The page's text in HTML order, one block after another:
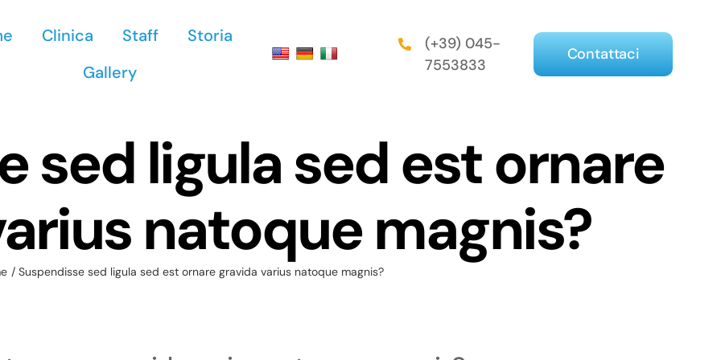
Clinica Staff
Storia
Gallery
(+39) 045-
7553833
Contattaci
sed ligula sed est ornare
natoque magnis?
Suspendisse sed ligula sed est ornare gravida varius natoque magnis?